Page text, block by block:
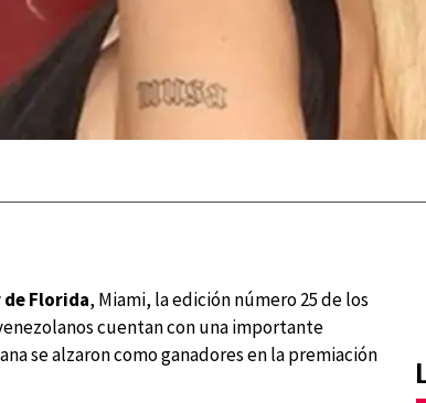
de Florida, Miami, la edición número 25 de los
cuentan con una importante
se alzaron como ganadores en la premiación